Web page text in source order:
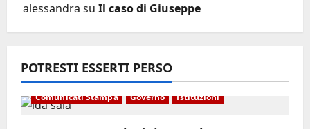
alessandra su Il caso di Giuseppe
POTRESTI ESSERTI PERSO
Comunicati Stampa Governo Istituzioni